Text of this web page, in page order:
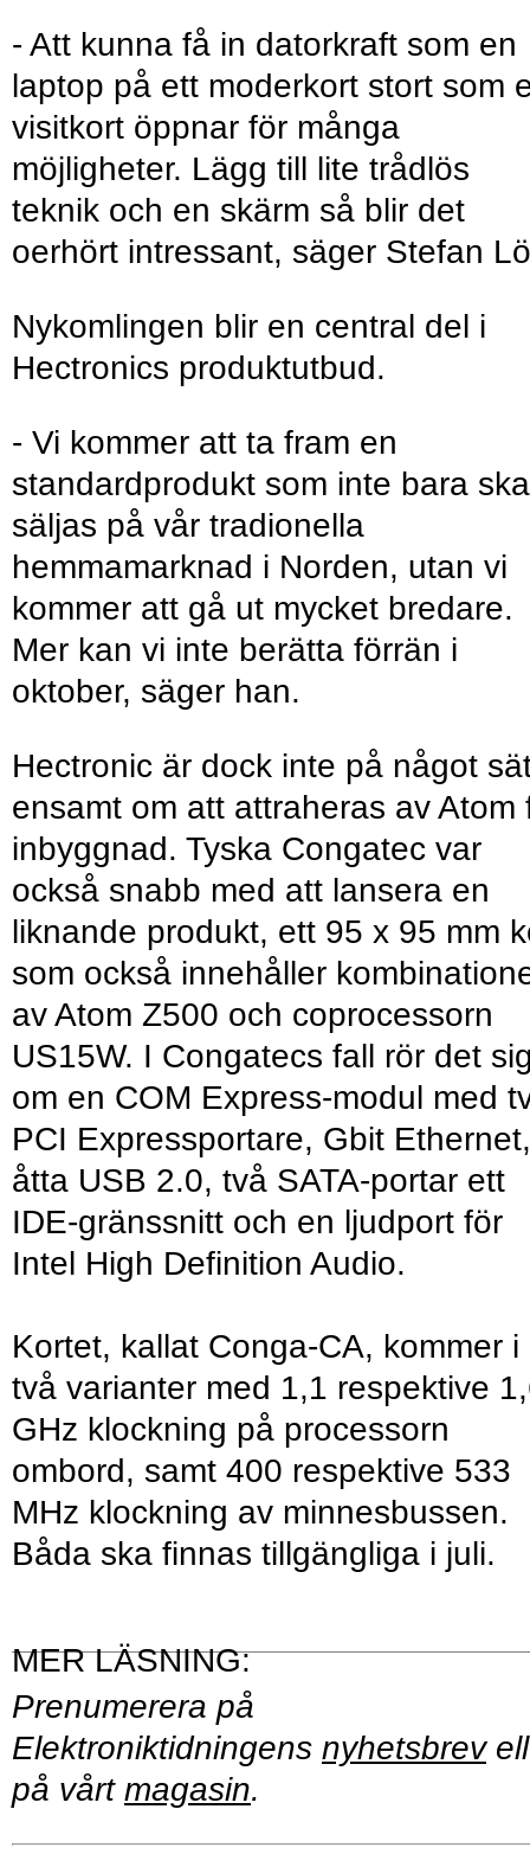
- Att kunna få in datorkraft som en
laptop på ett moderkort stort som
visitkort öppnar för många
möjligheter. Lägg till lite trådlös
teknik och en skärm så blir det
oerhört intressant, säger Stefan
Nykomlingen blir en central del i
Hectronics produktutbud.
- Vi kommer att ta fram en
standardprodukt som inte bara ska
säljas på vår tradionella
hemmamarknad i Norden, utan vi
kommer att gå ut mycket bredare.
Mer kan vi inte berätta förrän i
oktober, säger han.
Hectronic är dock inte på något
ensamt om att attraheras av Atom
inbyggnad. Tyska Congatec var
också snabb med att lansera en
liknande produkt, ett 95 x 95 mm
som också innehåller
av Atom Z500 och coprocessorn
US15W. I Congatecs fall rör det
om en COM Express-modul med
PCI Expressportare, Gbit Ethernet,
åtta USB 2.0, två SATA-portar ett
IDE-gränssnitt och en ljudport för
Intel High Definition Audio.
Kortet, kallat Conga-CA, kommer i
två varianter med 1,1 respektive
GHz klockning på processorn
ombord, samt 400 respektive 533
MHz klockning av minnesbussen.
Båda ska finnas tillgängliga i juli.
Prenumerera på
Elektroniktidningens nyhetsbrev
på vårt magasin.